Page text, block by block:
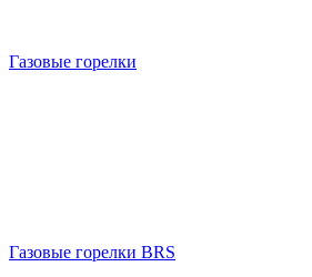
Газовые горелки
Газовые горелки BRS